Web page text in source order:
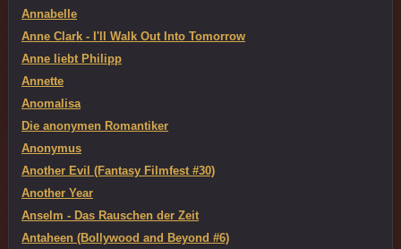
Annabelle
Anne Clark - I'll Walk Out Into Tomorrow
Anne liebt Philipp
Annette
Anomalisa
Die anonymen Romantiker
Anonymus
Another Evil (Fantasy Filmfest #30)
Another Year
Anselm - Das Rauschen der Zeit
Antaheen (Bollywood and Beyond #6)